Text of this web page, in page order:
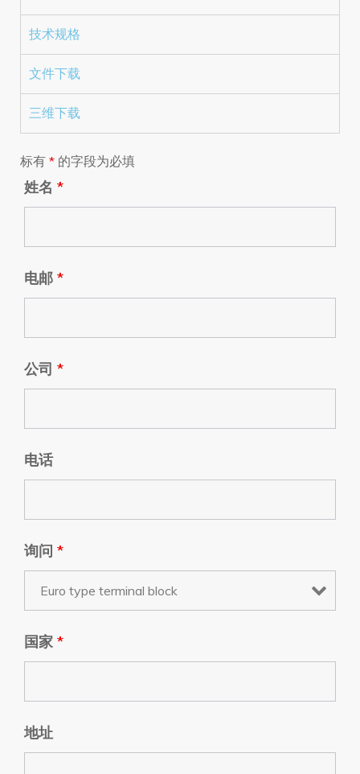
技术规格
文件下载
三维下载
标有 * 的字段为必填
姓名 *
电邮 *
公司 *
电话
询问 *
国家 *
地址